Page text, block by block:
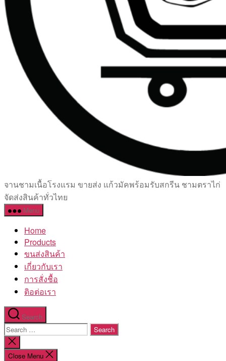
เซรามิค
ครบ
ครัน
โรงงาน
จานชามเนื้อโรงแรม ขายส่ง แก้วมัคพร้อมรับสกรีน ชามตราไก่
จัดส่งสินค้าทั่วไทย
Menu
Home
Products
ขนส่งสินค้า
เกี่ยวกับเรา
การสั่งชื้อ
ติอต่อเรา
Search
Search
for:
Close
search
Close Menu